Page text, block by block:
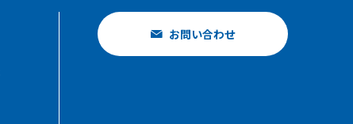
お問い合わせ